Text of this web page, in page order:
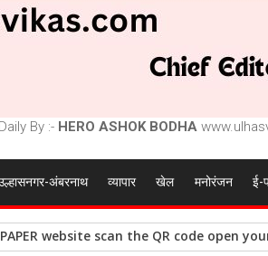
By :- HERO ASHOK BODHA
अंबरनाथ व्यापार खेल मनोरंजन ई-
PAPER website scan the QR code